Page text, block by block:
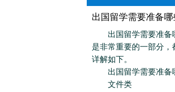
出国留学需要准备哪
出国留学需要准备哪
是非常重要的一部分
详解如下。
出国留学需要准备
文件类